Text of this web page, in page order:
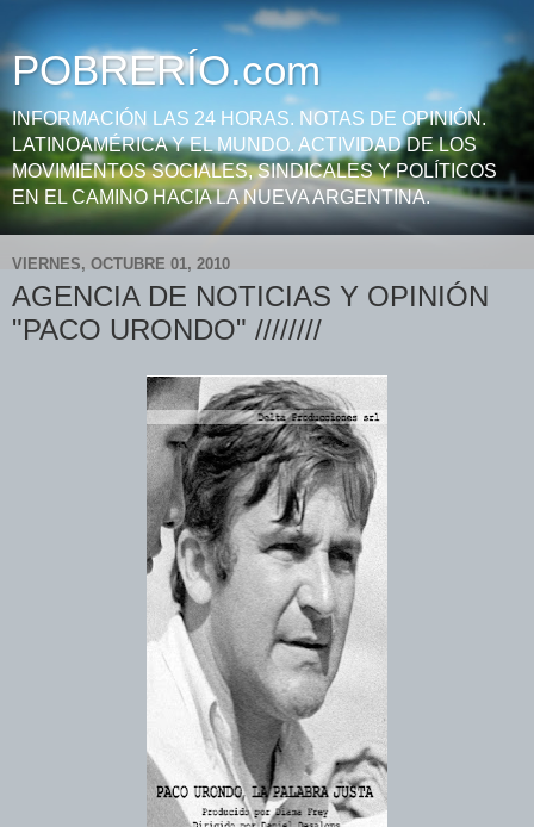
POBRERÍO.com
INFORMACIÓN LAS 24 HORAS. NOTAS DE OPINIÓN.
LATINOAMÉRICA Y EL MUNDO. ACTIVIDAD DE LOS
MOVIMIENTOS SOCIALES, SINDICALES Y POLÍTICOS
EN EL CAMINO HACIA LA NUEVA ARGENTINA.
VIERNES, OCTUBRE 01, 2010
AGENCIA DE NOTICIAS Y OPINIÓN
"PACO URONDO" ////////